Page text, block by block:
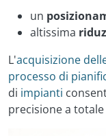
un
altissima
L'acquisizione
processo di
di impianti
precisione a totale